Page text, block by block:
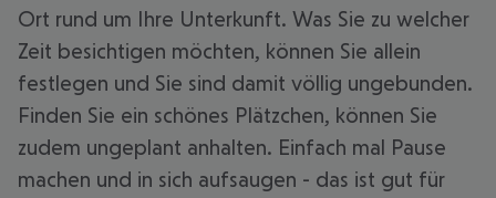
Ort rund um Ihre Unterkunft. Was Sie zu welcher
Zeit besichtigen möchten, können Sie allein
festlegen und Sie sind damit völlig ungebunden.
Finden Sie ein schönes Plätzchen, können Sie
zudem ungeplant anhalten. Einfach mal Pause
machen und in sich aufsaugen - das ist gut für